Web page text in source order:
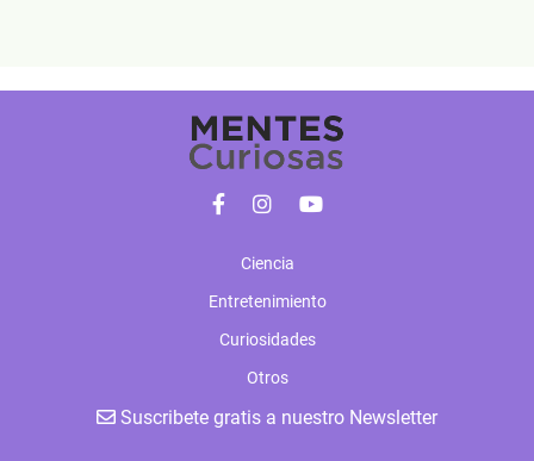
Ciencia
Entretenimiento
Curiosidades
Otros
Suscribete gratis a nuestro Newsletter